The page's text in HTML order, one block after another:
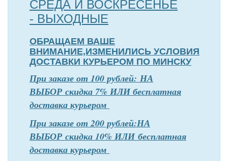
СРЕДА И ВОСКРЕСЕНЬЕ
- ВЫХОДНЫЕ
ОБРАЩАЕМ ВАШЕ
ВНИМАНИЕ,ИЗМЕНИЛИСЬ УСЛОВИЯ
ДОСТАВКИ КУРЬЕРОМ ПО МИНСКУ
При заказе от 100 рублей: НА
ВЫБОР скидка 7% ИЛИ бесплатная
доставка курьером
При заказе от 200 рублей:НА
ВЫБОР скидка 10% ИЛИ бесплатная
доставка курьером